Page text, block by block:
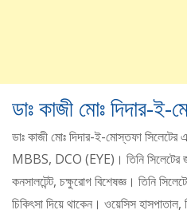
ডাঃ কাজী মোঃ দিদার-ই-
ডাঃ কাজী মোঃ দিদার-ই-মোস্তফা
MBBS, DCO (EYE)। তিনি সিলেটের
কনসালটেন্ট, চক্ষুরোগ বিশেষজ্ঞ। তিনি
চিকিৎসা দিয়ে থাকেন। ওয়েসিস হাসপাতাল,